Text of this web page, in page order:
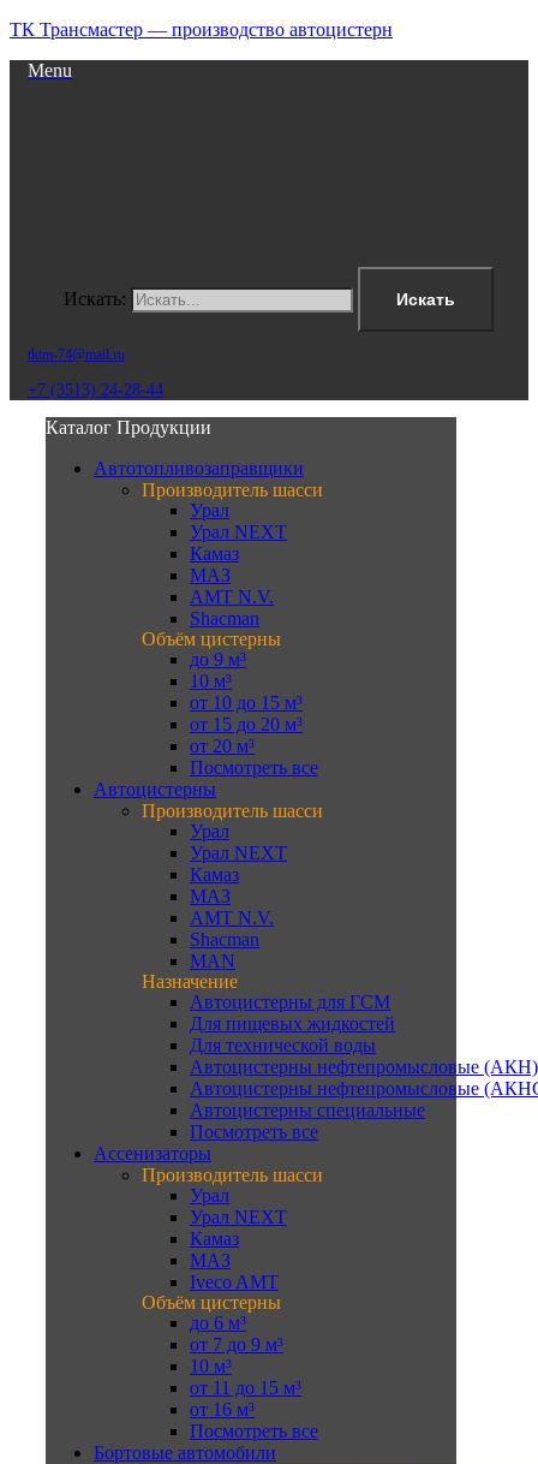
ТК Трансмастер — производство автоцистерн
Menu
Искать: Искать
tktm-74@mail.ru
+7 (3513) 24-28-44
Каталог Продукции
Автотопливозаправщики
Производитель шасси
Урал
Урал NEXT
Камаз
МАЗ
AMT N.V.
Shacman
Объём цистерны
до 9 м³
10 м³
от 10 до 15 м³
от 15 до 20 м³
от 20 м³
Посмотреть все
Автоцистерны
Производитель шасси
Урал
Урал NEXT
Камаз
МАЗ
AMT N.V.
Shacman
MAN
Назначение
Автоцистерны для ГСМ
Для пищевых жидкостей
Для технической воды
Автоцистерны нефтепромысловые (АКН)
Автоцистерны нефтепромысловые
Автоцистерны специальные
Посмотреть все
Ассенизаторы
Производитель шасси
Урал
Урал NEXT
Камаз
МАЗ
Iveco AMT
Объём цистерны
до 6 м³
от 7 до 9 м³
10 м³
от 11 до 15 м³
от 16 м³
Посмотреть все
Бортовые автомобили